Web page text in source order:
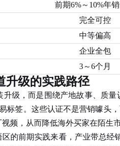
前期6%～10%年
完全可控
中等偏高
企业全包
3～6个月
升级的实践路径
，而是围绕产地故事、质量
标签。这些认证不是营销噱
频，从而降低海外买家在陌生
前期实践来看，产业带总经